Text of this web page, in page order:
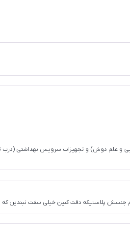
و علم دوش) و تجهیزات سرویس بهداشتی (درب
دقت کنین خیلی سفت نبندین که می‌شکنه و